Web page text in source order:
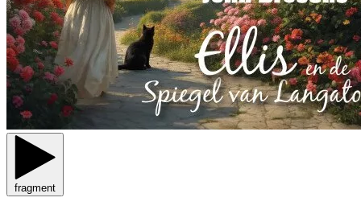
fragment